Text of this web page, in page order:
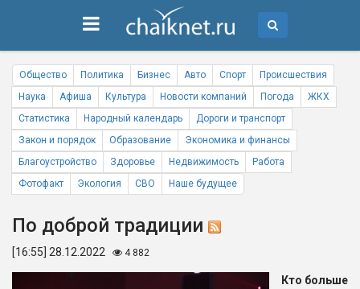
Общество Политика Бизнес Авто Спорт
Происшествия
Наука
Афиша Культура Новости компаний Погода
ЖКХ
Статистика
Народный календарь
Дороги и транспорт
Закон и порядок
Образование
Экономика и финансы
Благоустройство
Здоровье Недвижимость
Работа
Фотофакт
Экология СВО Наше будущее
По доброй традиции
[16:55] 28.12.2022 4 882
Кто больше